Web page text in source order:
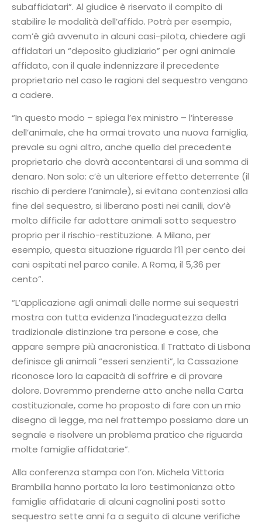
subaffidatari”. Al giudice è riservato il compito di
stabilire le modalità dell’affido. Potrà per esempio,
com’è già avvenuto in alcuni casi-pilota, chiedere agli
affidatari un “deposito giudiziario” per ogni animale
affidato, con il quale indennizzare il precedente
proprietario nel caso le ragioni del sequestro vengano
a cadere.
“In questo modo – spiega l’ex ministro – l’interesse
dell’animale, che ha ormai trovato una nuova famiglia,
prevale su ogni altro, anche quello del precedente
proprietario che dovrà accontentarsi di una somma di
denaro. Non solo: c’è un ulteriore effetto deterrente (il
rischio di perdere l’animale), si evitano contenziosi alla
fine del sequestro, si liberano posti nei canili, dov’è
molto difficile far adottare animali sotto sequestro
proprio per il rischio-restituzione. A Milano, per
esempio, questa situazione riguarda l’11 per cento dei
cani ospitati nel parco canile. A Roma, il 5,36 per
cento”.
“L’applicazione agli animali delle norme sui sequestri
mostra con tutta evidenza l’inadeguatezza della
tradizionale distinzione tra persone e cose, che
appare sempre più anacronistica. Il Trattato di Lisbona
definisce gli animali “esseri senzienti”, la Cassazione
riconosce loro la capacità di soffrire e di provare
dolore. Dovremmo prenderne atto anche nella Carta
costituzionale, come ho proposto di fare con un mio
disegno di legge, ma nel frattempo possiamo dare un
segnale e risolvere un problema pratico che riguarda
molte famiglie affidatarie”.
Alla conferenza stampa con l’on. Michela Vittoria
Brambilla hanno portato la loro testimonianza otto
famiglie affidatarie di alcuni cagnolini posti sotto
sequestro sette anni fa a seguito di alcune verifiche